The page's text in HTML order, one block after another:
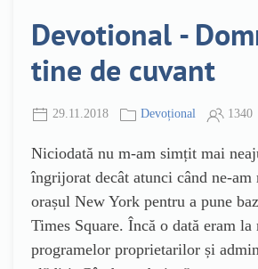
Devotional -
tine de cuvant
29.11.2018 Devoțional 1340
Niciodată nu m-am simțit mai
îngrijorat decât atunci când ne-
orașul New York pentru a pune
Times Square. Încă o dată eram la
programelor proprietarilor și